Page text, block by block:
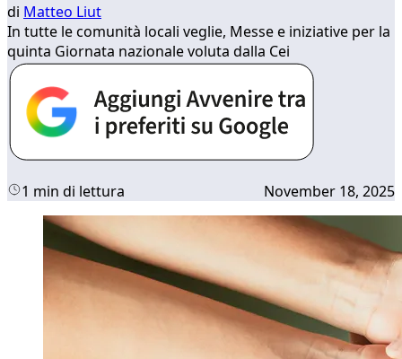
di Matteo Liut
In tutte le comunità locali veglie, Messe e iniziative per la
quinta Giornata nazionale voluta dalla Cei
1 min di lettura November 18, 2025